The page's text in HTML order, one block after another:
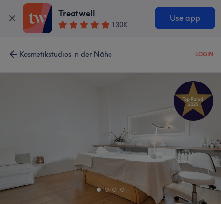
Treatwell
130K
Use app
Kosmetikstudios in der Nähe LOGIN